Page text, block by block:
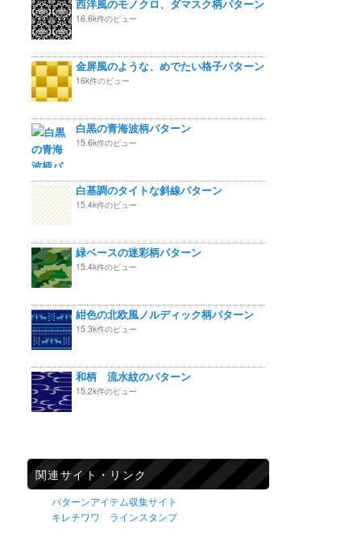
西洋風のモノクロ、ダマスク柄パターン
16.6k件のビュー
金屏風のような、めでたい格子パターン
16k件のビュー
白黒の青海波柄パターン
15.6k件のビュー
白基調のタイトな斜線パターン
15.4k件のビュー
緑ベースの迷彩柄パターン
15.4k件のビュー
紺色の北欧風ノルディック柄パターン
15.3k件のビュー
和柄 流水紋のパターン
15.2k件のビュー
関連サイト・リンク
パターンアイテム収集サイト
キレチワワ ラインスタンプ